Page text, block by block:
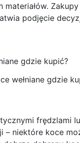
podjęcie
wełniane gdzie
frędzlami
– niektóre koce